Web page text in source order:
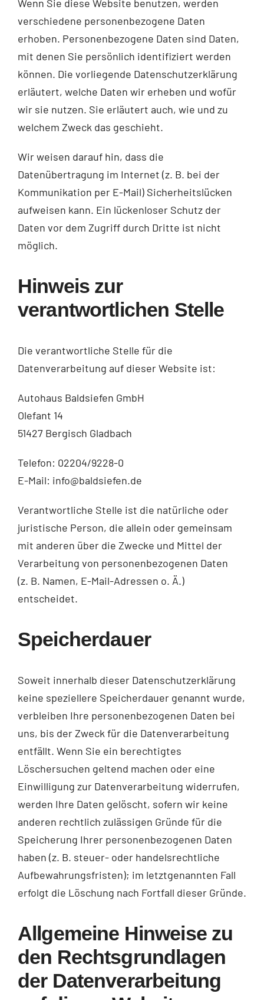
Wenn Sie diese Website benutzen, werden
verschiedene personenbezogene Daten
erhoben. Personenbezogene Daten sind Daten,
mit denen Sie persönlich identifiziert werden
können. Die vorliegende Datenschutzerklärung
erläutert, welche Daten wir erheben und wofür
wir sie nutzen. Sie erläutert auch, wie und zu
welchem Zweck das geschieht.
Wir weisen darauf hin, dass die
Datenübertragung im Internet (z. B. bei der
Kommunikation per E-Mail) Sicherheitslücken
aufweisen kann. Ein lückenloser Schutz der
Daten vor dem Zugriff durch Dritte ist nicht
möglich.
Hinweis zur
verantwortlichen Stelle
Die verantwortliche Stelle für die
Datenverarbeitung auf dieser Website ist:
Autohaus Baldsiefen GmbH
Olefant 14
51427 Bergisch Gladbach
Telefon: 02204/9228-0
E-Mail: info@baldsiefen.de
Verantwortliche Stelle ist die natürliche oder
juristische Person, die allein oder gemeinsam
mit anderen über die Zwecke und Mittel der
Verarbeitung von personenbezogenen Daten
(z. B. Namen, E-Mail-Adressen o. Ä.)
entscheidet.
Speicherdauer
Soweit innerhalb dieser Datenschutzerklärung
keine speziellere Speicherdauer genannt wurde,
verbleiben Ihre personenbezogenen Daten bei
uns, bis der Zweck für die Datenverarbeitung
entfällt. Wenn Sie ein berechtigtes
Löschersuchen geltend machen oder eine
Einwilligung zur Datenverarbeitung widerrufen,
werden Ihre Daten gelöscht, sofern wir keine
anderen rechtlich zulässigen Gründe für die
Speicherung Ihrer personenbezogenen Daten
haben (z. B. steuer- oder handelsrechtliche
Aufbewahrungsfristen); im letztgenannten Fall
erfolgt die Löschung nach Fortfall dieser Gründe.
Allgemeine Hinweise zu
den Rechtsgrundlagen
der Datenverarbeitung